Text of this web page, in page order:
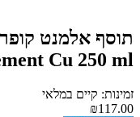
Cu 250 ml
זמינות: קיים במלאי
₪117.00